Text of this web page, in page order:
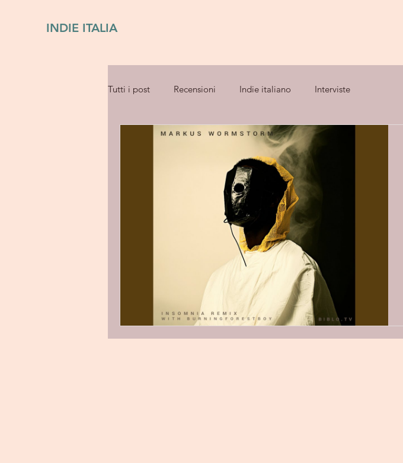
INDIE ITALIA
Tutti i post Recensioni Indie italiano Interviste